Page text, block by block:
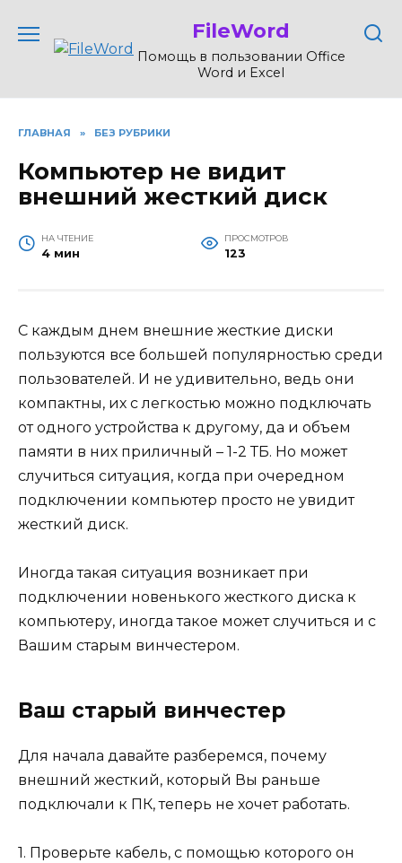
содержанию
FileWord
Помощь в пользовании Office
Word и Excel
ГЛАВНАЯ » БЕЗ РУБРИКИ
Компьютер не видит
внешний жесткий диск
НА ЧТЕНИЕ
4 мин
ПРОСМОТРОВ
123
С каждым днем внешние жесткие диски
пользуются все большей популярностью среди
пользователей. И не удивительно, ведь они
компактны, их с легкостью можно подключать
от одного устройства к другому, да и объем
памяти в них приличный – 1-2 ТБ. Но может
случиться ситуация, когда при очередном
подключении компьютер просто не увидит
жесткий диск.
Иногда такая ситуация возникает при
подключении новенького жесткого диска к
компьютеру, иногда такое может случиться и с
Вашим старым винчестером.
Ваш старый винчестер
Для начала давайте разберемся, почему
внешний жесткий, который Вы раньше
подключали к ПК, теперь не хочет работать.
1. Проверьте кабель, с помощью которого он